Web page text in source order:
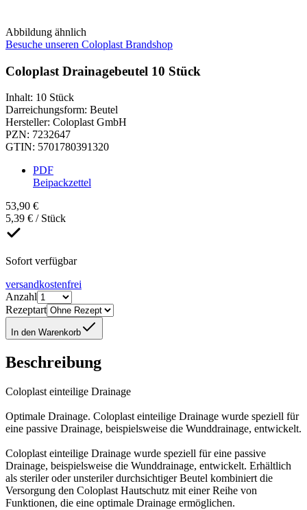
Abbildung ähnlich
Besuche unseren Coloplast Brandshop
Coloplast Drainagebeutel 10 Stück
Inhalt: 10 Stück
Darreichungsform: Beutel
Hersteller: Coloplast GmbH
PZN: 7232647
GTIN: 5701780391320
PDF
Beipackzettel
53,90 €
5,39 € / Stück
Sofort verfügbar
versandkostenfrei
Anzahl
Rezeptart
In den Warenkorb
Beschreibung
Coloplast einteilige Drainage
Optimale Drainage. Coloplast einteilige Drainage wurde speziell für
eine passive Drainage, beispielsweise die Wunddrainage, entwickelt.
Coloplast einteilige Drainage wurde speziell für eine passive
Drainage, beispielsweise die Wunddrainage, entwickelt. Erhältlich
als steriler oder unsteriler durchsichtiger Beutel kombiniert die
Versorgung den Coloplast Hautschutz mit einer Reihe von
Funktionen, die eine optimale Drainage ermöglichen.